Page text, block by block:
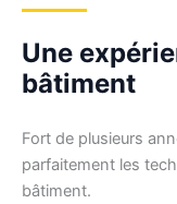
Une
bâtiment
Fort de plusieurs
parfaitement les
bâtiment.